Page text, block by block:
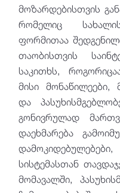
მოზარდებისთვის
რომელიც
ფორმითაა
თაობისთვის
საკითხს,
მისი მონაწილეები,
და
გონივრულად
დაეხმარება
სისტემასთან
მომავალში,